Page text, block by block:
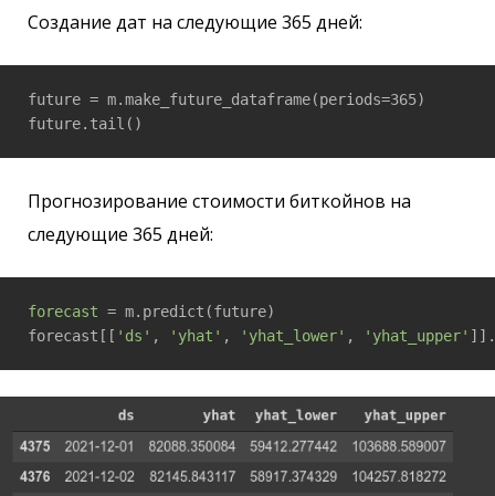
Создание дат на следующие 365 дней:
future = m.make_future_dataframe(periods=365)
Прогнозирование стоимости биткойнов на
следующие 365 дней:
forecast = m.predict(future)
forecast[[ 'ds' , 'yhat' , 'yhat_lower' , 'yhat_upper'